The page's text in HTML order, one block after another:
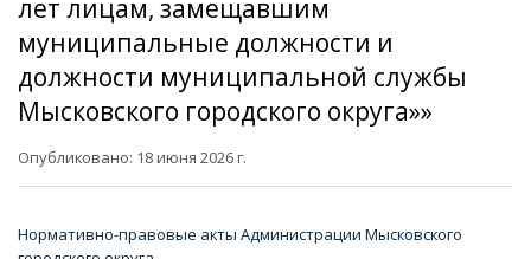
лет лицам, замещавшим
муниципальные должности и
должности муниципальной службы
Мысковского городского округа»»
Опубликовано: 18 июня 2026 г.
Нормативно-правовые акты Администрации Мысковского